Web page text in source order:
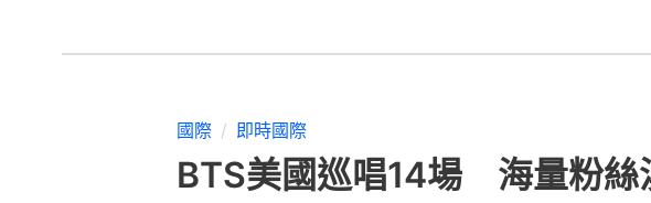
國際 即時國際
BTS美國巡唱14場 海量粉